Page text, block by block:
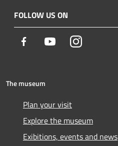
FOLLOW US ON
Facebook YoutubeInstagram
The museum
Plan your visit
Explore the museum
Exibitions, events and news